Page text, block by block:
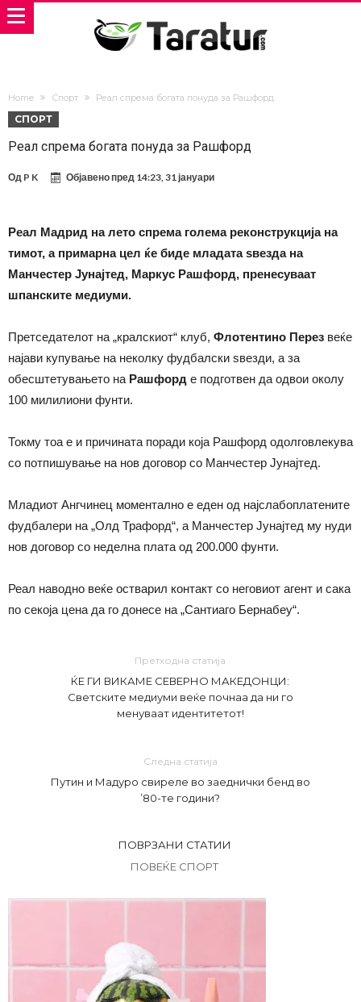
Home Спорт Реал спрема богата понуда за Рашфорд
СПОРТ
Реал спрема богата понуда за Рашфорд
Од P K Објавено пред 14:23, 31 јануари
Реал Мадрид на лето спрема голема реконструкција на
тимот, а примарна цел ќе биде младата ѕвезда на
Манчестер Јунајтед, Маркус Рашфорд, пренесуваат
шпанските медиуми.
Претседателот на „кралскиот“ клуб, Флотентино Перез веќе
најави купување на неколку фудбалски ѕвезди, а за
обесштетувањето на Рашфорд е подготвен да одвои околу
100 милилиони фунти.
Токму тоа е и причината поради која Рашфорд одолговлекува
со потпишување на нов договор со Манчестер Јунајтед.
Младиот Ангчинец моментално е еден од најслабоплатените
фудбалери на „Олд Трафорд“, а Манчестер Јунајтед му нуди
нов договор со неделна плата од 200.000 фунти.
Реал наводно веќе остварил контакт со неговиот агент и сака
по секоја цена да го донесе на „Сантиаго Бернабеу“.
Претходна статија
ЌЕ ГИ ВИКАМЕ СЕВЕРНО МАКЕДОНЦИ:
Светските медиуми веќе почнаа да ни го
менуваат идентитетот!
Следна статија
Путин и Мадуро свиреле во заеднички бенд во
’80-те години?
ПОВРЗАНИ СТАТИИ
ПОВЕЌЕ СПОРТ